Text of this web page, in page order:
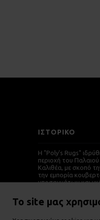
ΙΣΤΟΡΙΚΌ
Η "Poly's Rugs"
περιοχή του
Καλιθέα, με σκοπό
την εμπορία
υποσαγμάτων και
Το site μας